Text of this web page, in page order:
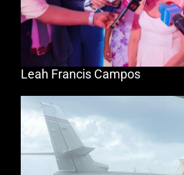
Leah Francis Campos